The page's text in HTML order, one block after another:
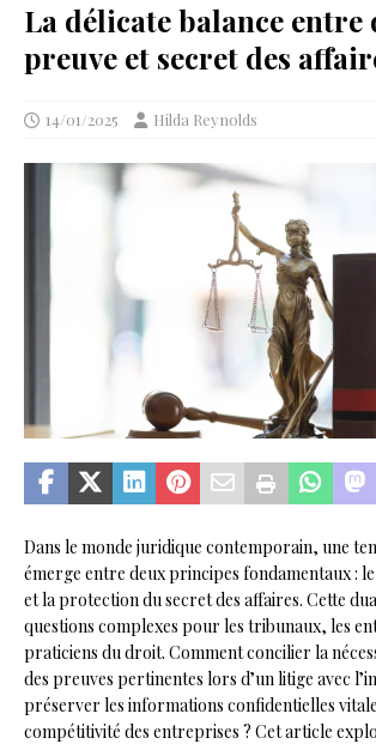
La délicate balance
preuve et secret des
14/01/2025 Hilda Reynolds
Dans le monde juridique contemporain, une
émerge entre deux principes fondamentaux :
et la protection du secret des affaires. Cette
questions complexes pour les tribunaux, les
praticiens du droit. Comment concilier la
des preuves pertinentes lors d’un litige avec
préserver les informations confidentielles
compétitivité des entreprises ? Cet article